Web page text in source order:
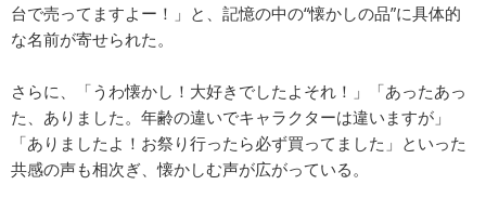
台で売ってますよー！」と、記憶の中の“懐かしの品”に具体的
な名前が寄せられた。
さらに、「うわ懐かし！大好きでしたよそれ！」「あったあっ
た、ありました。年齢の違いでキャラクターは違いますが」
「ありましたよ！お祭り行ったら必ず買ってました」といった
共感の声も相次ぎ、懐かしむ声が広がっている。